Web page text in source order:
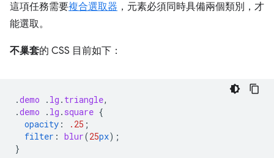
這項任務需要複合選取器 ，元素必須同時具備兩個類別，才
能選取。
不巢套的 CSS 目前如下：
.demo . lg . triangle,
.demo . lg . square {
opacity : .25 ;
filter : blur(25px);
}